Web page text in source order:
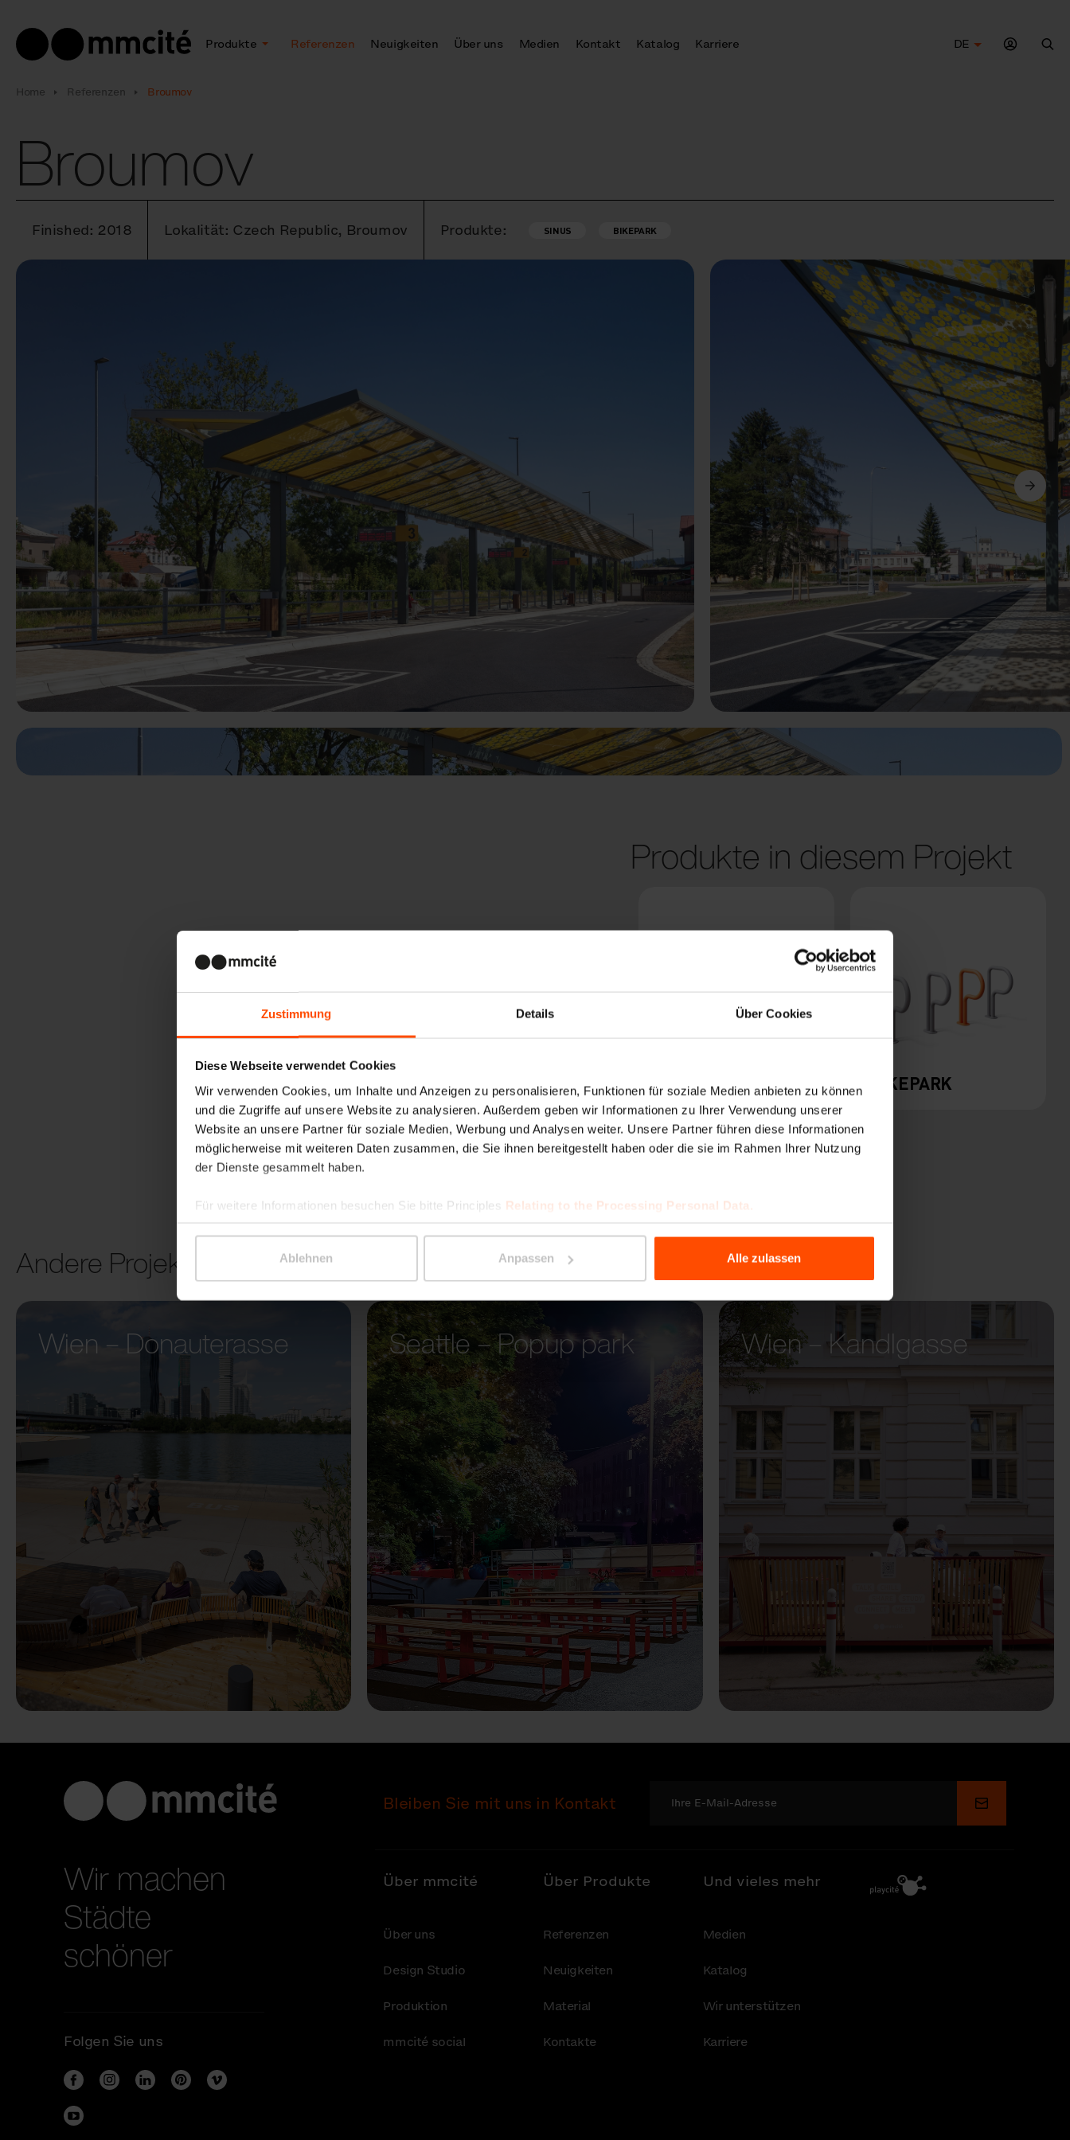
Zustimmung Details Über Cookies
Diese Webseite verwendet Cookies
Wir verwenden Cookies, um Inhalte und Anzeigen zu personalisieren, Funktionen für soziale Medien anbieten zu können
und die Zugriffe auf unsere Website zu analysieren. Außerdem geben wir Informationen zu Ihrer Verwendung unserer
Website an unsere Partner für soziale Medien, Werbung und Analysen weiter. Unsere Partner führen diese Informationen
möglicherweise mit weiteren Daten zusammen, die Sie ihnen bereitgestellt haben oder die sie im Rahmen Ihrer Nutzung
der Dienste gesammelt haben.
Für weitere Informationen besuchen Sie bitte Principles Relating to the Processing Personal Data.
Ablehnen Anpassen Alle zulassen
Produkte Referenzen Neuigkeiten Über uns Medien Kontakt Katalog Karriere
DE
Home Referenzen Broumov
Broumov
Finished: 2018 Lokalität: Czech Republic, Broumov Produkte: SINUS BIKEPARK
Vorige Weiter
Produkte in diesem Projekt
SINUS BIKEPARK
Andere Projekte
Wien – Donauterasse
Seattle – Popup park Wien – Kandlgasse
Wir machen
Städte
schöner
Folgen Sie uns
Bleiben Sie mit uns in Kontakt Senden
Über mmcité
Über uns
Design Studio
Produktion
mmcité social
Über Produkte
Referenzen
Neuigkeiten
Material
Kontakte
Und vieles mehr
Medien
Katalog
Wir unterstützen
Karriere